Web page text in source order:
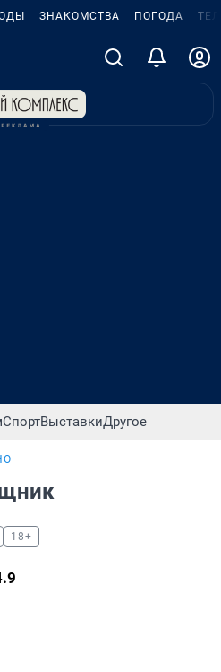
ЗНАКОМСТВА ПОГОДА
СпортВыставкиДругое
18+